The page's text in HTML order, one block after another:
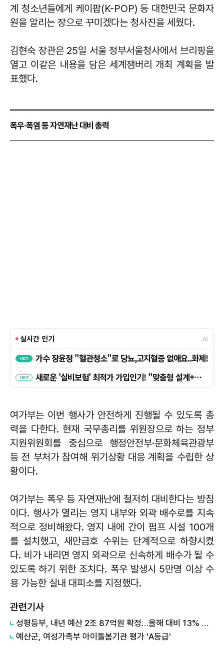
계 청소년들에게 케이팝(K-POP) 등 대한민국 문화자
원을 알리는 장으로 꾸미겠다는 청사진을 세웠다.
김현숙 장관은 25일 서울 정부서울청사에서 브리핑을
열고 이같은 내용을 담은 세계잼버리 개최 계획을 발
표했다.
폭우·폭염 등 자연재난 대비 총력
여가부는 이번 행사가 안전하게 진행될 수 있도록 총
력을 다한다. 현재 국무총리를 위원장으로 하는 정부
지원위원회를 중심으로 행정안전부·문화체육관광부
등 전 부처가 참여해 위기상황 대응 계획을 수립한 상
황이다.
여가부는 폭우 등 자연재난에 철저히 대비한다는 방침
이다. 행사가 열리는 영지 내부와 외곽 배수로를 지속
적으로 정비해왔다. 영지 내에 간이 펌프 시설 100개
를 설치했고, 새만금호 수위는 단계적으로 하향시켰
다. 비가 내리면 영지 외곽으로 신속하게 배수가 될 수
있도록 하기 위한 조치다. 폭우 발생시 5만명 이상 수
용 가능한 실내 대피소를 지정했다.
관련기사
성평등부, 내년 예산 2조 87억원 확정…올해 대비 13% 증가
예산군, 여성가족부 아이돌봄기관 평가 'A등급'